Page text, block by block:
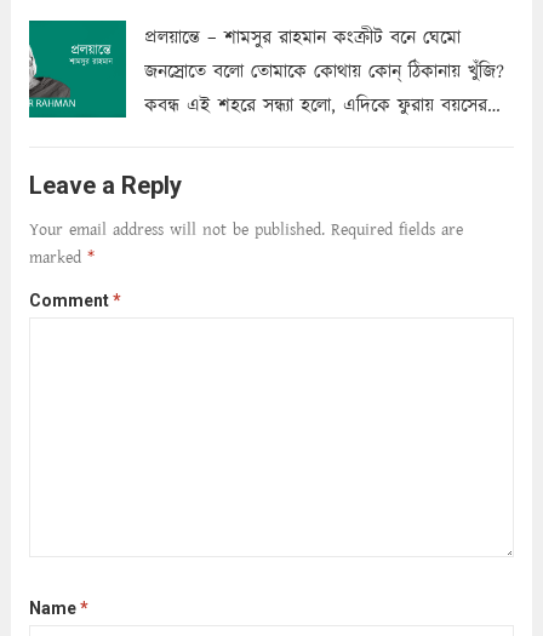
প্রলয়ান্তে – শামসুর রাহমান কংক্রীট বনে ঘেমো
জনস্রোতে বলো তোমাকে কোথায় কোন্‌ ঠিকানায় খুঁজি?
কবন্ধ এই শহরে সন্ধ্যা হলো, এদিকে ফুরায় বয়সের
আমার শরীরে সখ্য গড়ে, তোমার গহন ঊর্মিল যৌবন
আনে আশ্বন...
Leave a Reply
Your email address will not be published. Required fields are
marked *
Comment*
Name*